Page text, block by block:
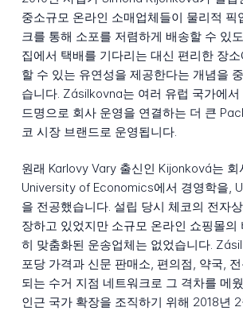
중소규모 온라인 소매업체들이 물리적 픽
크를 통해 소포를 저렴하게 배송할 수 있
집에서 택배를 기다리는 대신 편리한 장
할 수 있는 유연성을 제공한다는 개념을
습니다. Zásilkovna는 여러 유럽 국가에서
드명으로 회사 운영을 연결하는 더 큰
코 시장 브랜드로 운영됩니다.
원래 Karlovy Vary 출신인 Kijonková는 회
University of Economics에서 경영학을,
을 전공했습니다. 설립 당시 체코의 전자
장하고 있었지만 소규모 온라인 쇼핑몰의
히 맞춤화된 운송업체는 없었습니다.
포당 가격과 신문 판매소, 편의점, 약국,
되는 수거 지점 네트워크로 그 격차를 메
인근 국가 확장을 조직하기 위해 2018년